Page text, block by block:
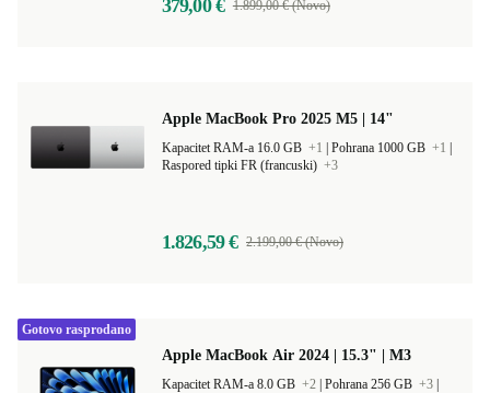
379,00 € 1.899,00 € (Novo)
Apple MacBook Pro 2025 M5 | 14"
Kapacitet RAM-a 16.0 GB +1 Pohrana 1000 GB +1
Raspored tipki FR (francuski) +3
1.826,59 € 2.199,00 € (Novo)
Apple MacBook Air 2024 | 15.3" | M3
Kapacitet RAM-a 8.0 GB +2 Pohrana 256 GB +3
Gotovo rasprodano